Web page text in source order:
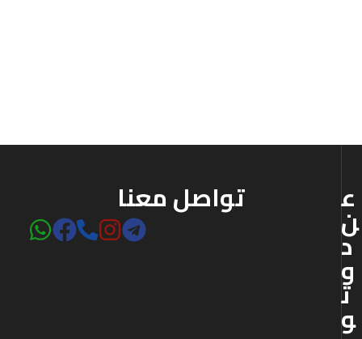
تواصل معنا ع
ن
د
و
ت
و